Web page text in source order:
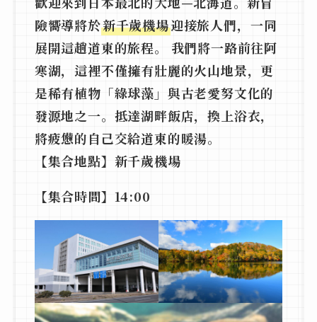
險嚮導將於新千歲機場迎接旅人們，一同
展開這趟道東的旅程。 我們將一路前往阿
寒湖，這裡不僅擁有壯麗的火山地景，更
是稀有植物「綠球藻」與古老愛努文化的
發源地之一。抵達湖畔飯店，換上浴衣，
將疲憊的自己交給道東的暖湯。
【集合地點】新千歲機場
【集合時間】14:00